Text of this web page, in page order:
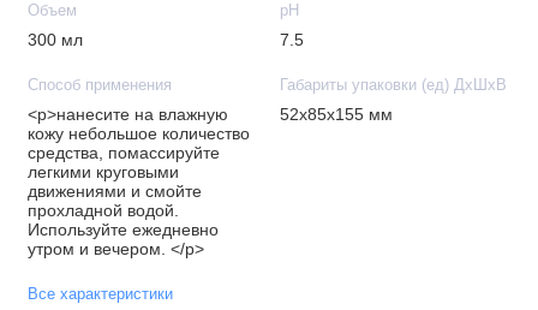
Объем
300 мл
рН
7.5
Способ применения
<p>нанесите на влажную
кожу небольшое количество
средства, помассируйте
легкими круговыми
движениями и смойте
прохладной водой.
Используйте ежедневно
утром и вечером. </p>
Габариты упаковки (ед) ДхШхВ
52x85x155 мм
Все характеристики